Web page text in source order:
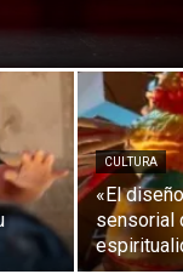
CULTURA
«El
sensorial